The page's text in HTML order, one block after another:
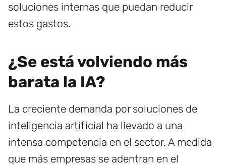
soluciones internas que puedan reducir
estos gastos.
¿Se está volviendo más
barata la IA?
La creciente demanda por soluciones de
inteligencia artificial ha llevado a una
intensa competencia en el sector. A medida
que más empresas se adentran en el